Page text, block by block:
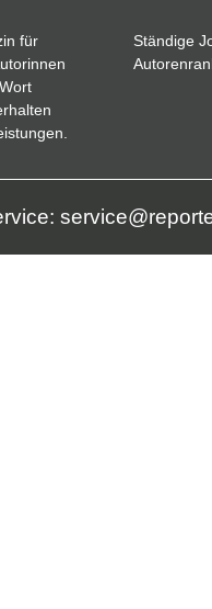
für
Ständige